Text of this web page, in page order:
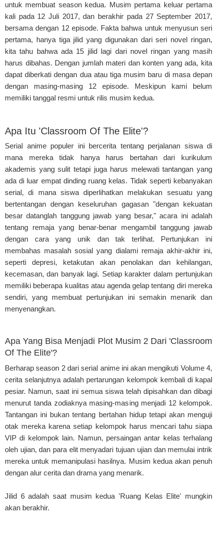
untuk membuat season kedua. Musim pertama keluar pertama
kali pada 12 Juli 2017, dan berakhir pada 27 September 2017,
bersama dengan 12 episode. Fakta bahwa untuk menyusun seri
pertama, hanya tiga jilid yang digunakan dari seri novel ringan,
kita tahu bahwa ada 15 jilid lagi dari novel ringan yang masih
harus dibahas. Dengan jumlah materi dan konten yang ada, kita
dapat diberkati dengan dua atau tiga musim baru di masa depan
dengan masing-masing 12 episode. Meskipun kami belum
memiliki tanggal resmi untuk rilis musim kedua.
Apa Itu 'Classroom Of The Elite'?
Serial anime populer ini bercerita tentang perjalanan siswa di
mana mereka tidak hanya harus bertahan dari kurikulum
akademis yang sulit tetapi juga harus melewati tantangan yang
ada di luar empat dinding ruang kelas. Tidak seperti kebanyakan
serial, di mana siswa diperlihatkan melakukan sesuatu yang
bertentangan dengan keseluruhan gagasan "dengan kekuatan
besar datanglah tanggung jawab yang besar," acara ini adalah
tentang remaja yang benar-benar mengambil tanggung jawab
dengan cara yang unik dan tak terlihat. Pertunjukan ini
membahas masalah sosial yang dialami remaja akhir-akhir ini,
seperti depresi, ketakutan akan penolakan dan kehilangan,
kecemasan, dan banyak lagi. Setiap karakter dalam pertunjukan
memiliki beberapa kualitas atau agenda gelap tentang diri mereka
sendiri, yang membuat pertunjukan ini semakin menarik dan
menyenangkan.
Apa Yang Bisa Menjadi Plot Musim 2 Dari 'Classroom
Of The Elite'?
Berharap season 2 dari serial anime ini akan mengikuti Volume 4,
cerita selanjutnya adalah pertarungan kelompok kembali di kapal
pesiar. Namun, saat ini semua siswa telah dipisahkan dan dibagi
menurut tanda zodiaknya masing-masing menjadi 12 kelompok.
Tantangan ini bukan tentang bertahan hidup tetapi akan menguji
otak mereka karena setiap kelompok harus mencari tahu siapa
VIP di kelompok lain. Namun, persaingan antar kelas terhalang
oleh ujian, dan para elit menyadari tujuan ujian dan memulai intrik
mereka untuk memanipulasi hasilnya. Musim kedua akan penuh
dengan alur cerita dan drama yang menarik.
Jilid 6 adalah saat musim kedua 'Ruang Kelas Elite' mungkin
akan berakhir.